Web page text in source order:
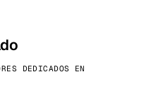
DEDICADOS EN